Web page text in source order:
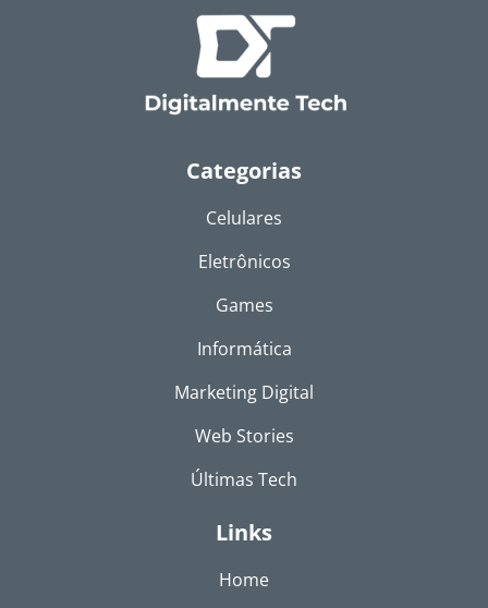
Categorias
Celulares
Eletrônicos
Games
Informática
Marketing Digital
Web Stories
Últimas Tech
Links
Home